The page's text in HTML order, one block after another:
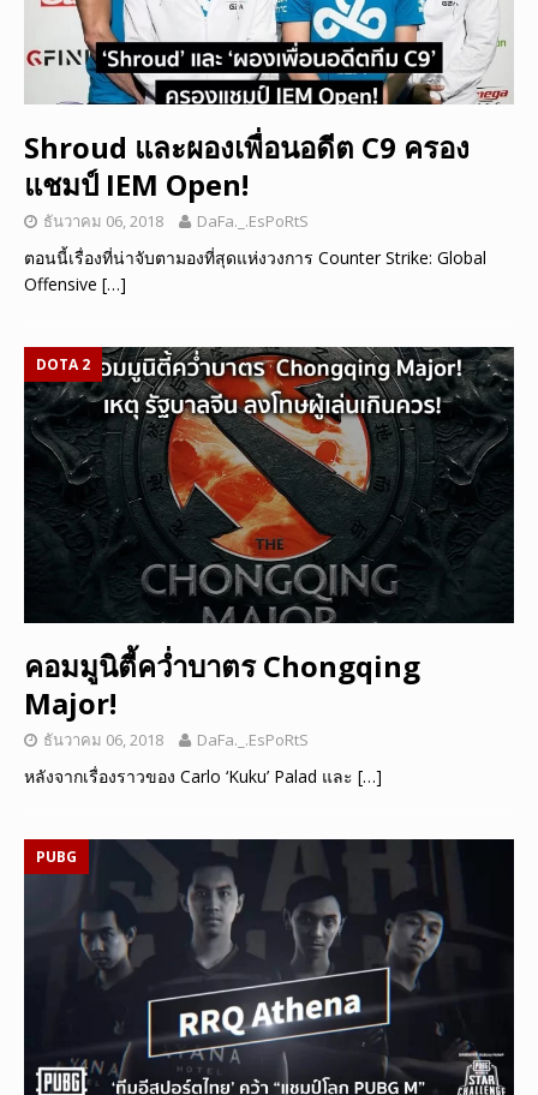
Shroud และผองเพื่อนอดีต C9 ครอง
แชมป์ IEM Open!
ธันวาคม 06, 2018 DaFa._.EsPoRtS
ตอนนี้เรื่องที่น่าจับตามองที่สุดแห่งวงการ Counter Strike: Global
Offensive […]
DOTA 2
คอมมูนิตี้คว่ำบาตร Chongqing
Major!
ธันวาคม 06, 2018 DaFa._.EsPoRtS
หลังจากเรื่องราวของ Carlo ‘Kuku’ Palad และ […]
PUBG